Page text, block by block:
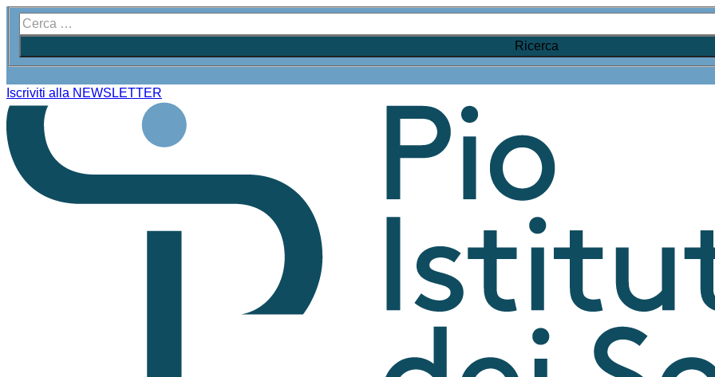
Iscriviti alla NEWSLETTER